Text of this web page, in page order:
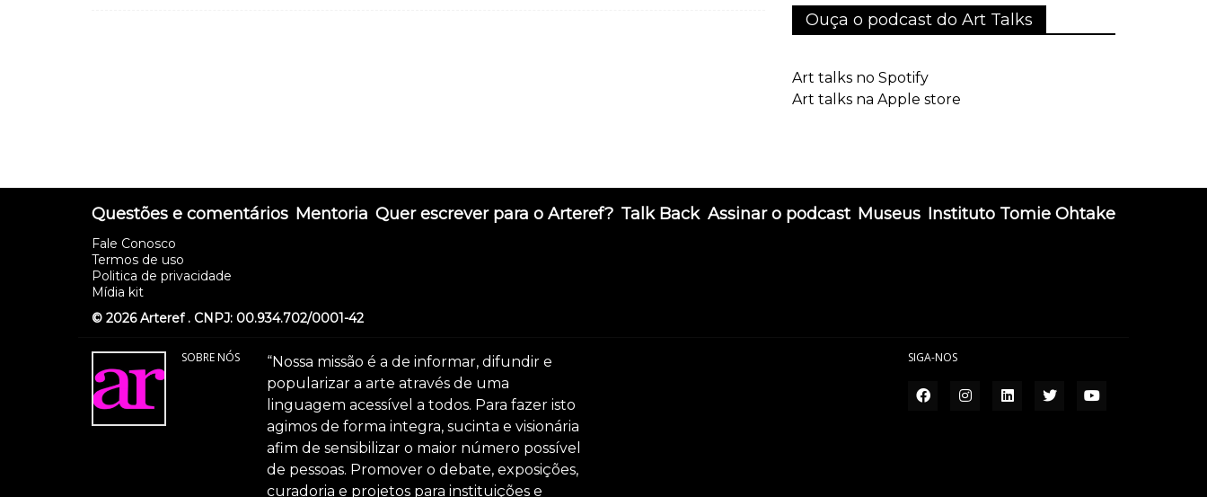
Ouça o podcast do Art Talks
Art talks no Spotify
Art talks na Apple store
Questões e comentários
Fale Conosco
Termos de uso
Politica de privacidade
Mídia kit
Mentoria Quer escrever para o Arteref? Talk Back Assinar o podcast Museus Instituto Tomie Ohtake
© 2026 Arteref . CNPJ: 00.934.702/0001-42
SOBRE NÓS
“Nossa missão é a de informar, difundir e
popularizar a arte através de uma
linguagem acessível a todos. Para fazer isto
agimos de forma integra, sucinta e visionária
afim de sensibilizar o maior número possível
de pessoas. Promover o debate, exposições,
curadoria e projetos para instituições e
SIGA-NOS